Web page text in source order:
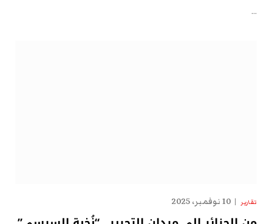
…
تقارير 10 نوفمبر، 2025